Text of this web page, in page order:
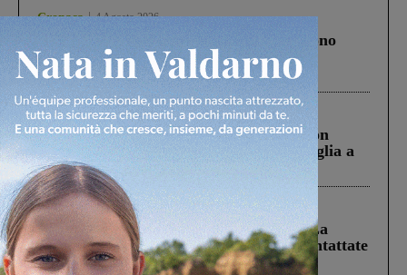
Cronaca 4 Agosto 2026
Un anno fa la strage in A1 in cui morirono
Gianni, Giulia e Franco. Lo schianto, il
processo, lo stop ai sorpassi fra tir....
Cronaca 3 Agosto 2026
Scomparso da una struttura di Castiglion
Fiorentino l’uomo che aveva ucciso la figlia a
Levane nel 2020
Cronaca 5 Agosto 2026
Continuano le ricerche di Miah Billal. La
Prefettura: “In caso di avvistamento contattate
il 112”